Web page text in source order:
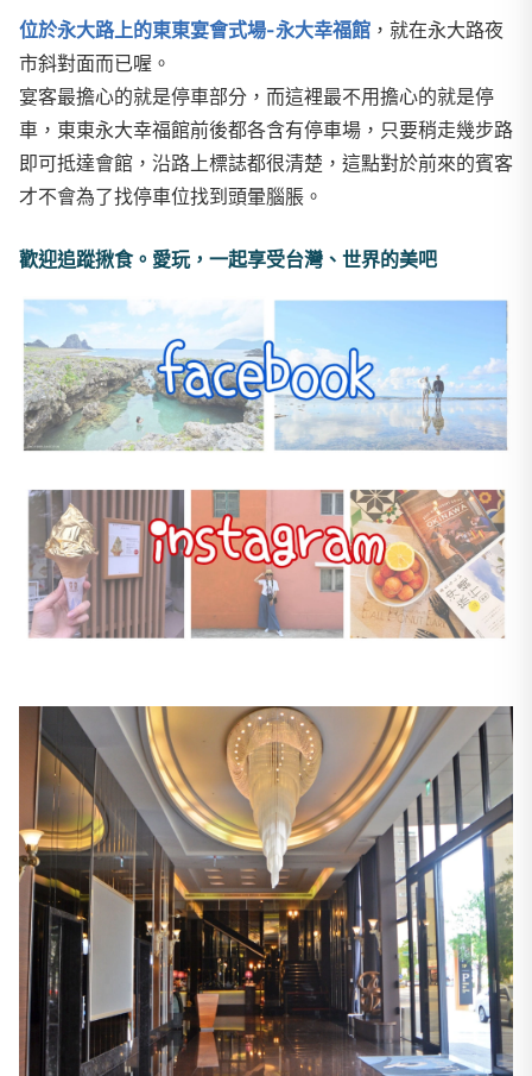
位於永大路上的東東宴會式場-永大幸福館 ，就在永大路夜
市斜對面而已喔。
宴客最擔心的就是停車部分，而這裡最不用擔心的就是停
車，東東永大幸福館前後都各含有停車場，只要稍走幾步路
即可抵達會館，沿路上標誌都很清楚，這點對於前來的賓客
才不會為了找停車位找到頭暈腦脹。
歡迎追蹤揪食。愛玩，一起享受台灣、世界的美吧